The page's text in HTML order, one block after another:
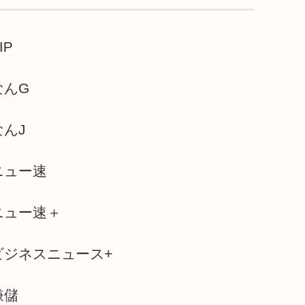
に必死な同期を高みの見物www
の発育具合
バカ売れ
るJKwwwx
突きつけて脅してレ●プw...
巡る”ブチギレ”投稿を謝罪「...
ームに
んG
んJ
ュー速
ュー速＋
ジネスニュース+
儲